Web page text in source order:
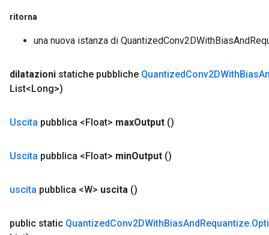
ritorna
una nuova istanza di
dilatazioni statiche pubbliche QuantizedConv2DWithBias
List<Long>)
Uscita pubblica <Float> maxOutput ()
Uscita pubblica <Float> minOutput ()
uscita pubblica <W> uscita ()
public static QuantizedConv2DWithBiasAndRequantize.